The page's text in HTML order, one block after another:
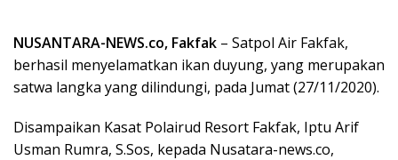
NUSANTARA-NEWS.co, Fakfak – Satpol Air Fakfak,
berhasil menyelamatkan ikan duyung, yang merupakan
satwa langka yang dilindungi, pada Jumat (27/11/2020).
Disampaikan Kasat Polairud Resort Fakfak, Iptu Arif
Usman Rumra, S.Sos, kepada Nusatara-news.co,